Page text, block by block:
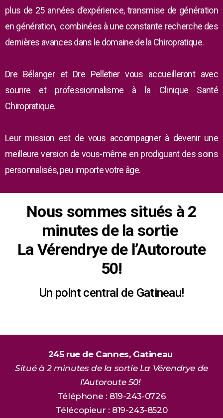
plus de 25 années d’expérience, transmise de génération
en génération, combinées à une constante recherche des
dernières avances dans le domaine de la Chiropratique.
Dre Bélanger et Dre Pelletier vous accueilleront avec
sourire et professionnalisme à la Clinique Santé
Chiropratique.
Leur mission est de vous accompagner à devenir une
meilleure version de vous-même en prodiguant des soins
personnalisés, peu importe votre âge.
Nous sommes situés à 2
minutes de la sortie
La Vérendrye de l’Autoroute
50!
Un point central de Gatineau!
245 rue de Cannes, Gatineau
Situé à 2 minutes de la sortie La Vérendrye de
l’Autoroute 50!
Téléphone : 819-243-0726
Télécopieur : 819-243-8520